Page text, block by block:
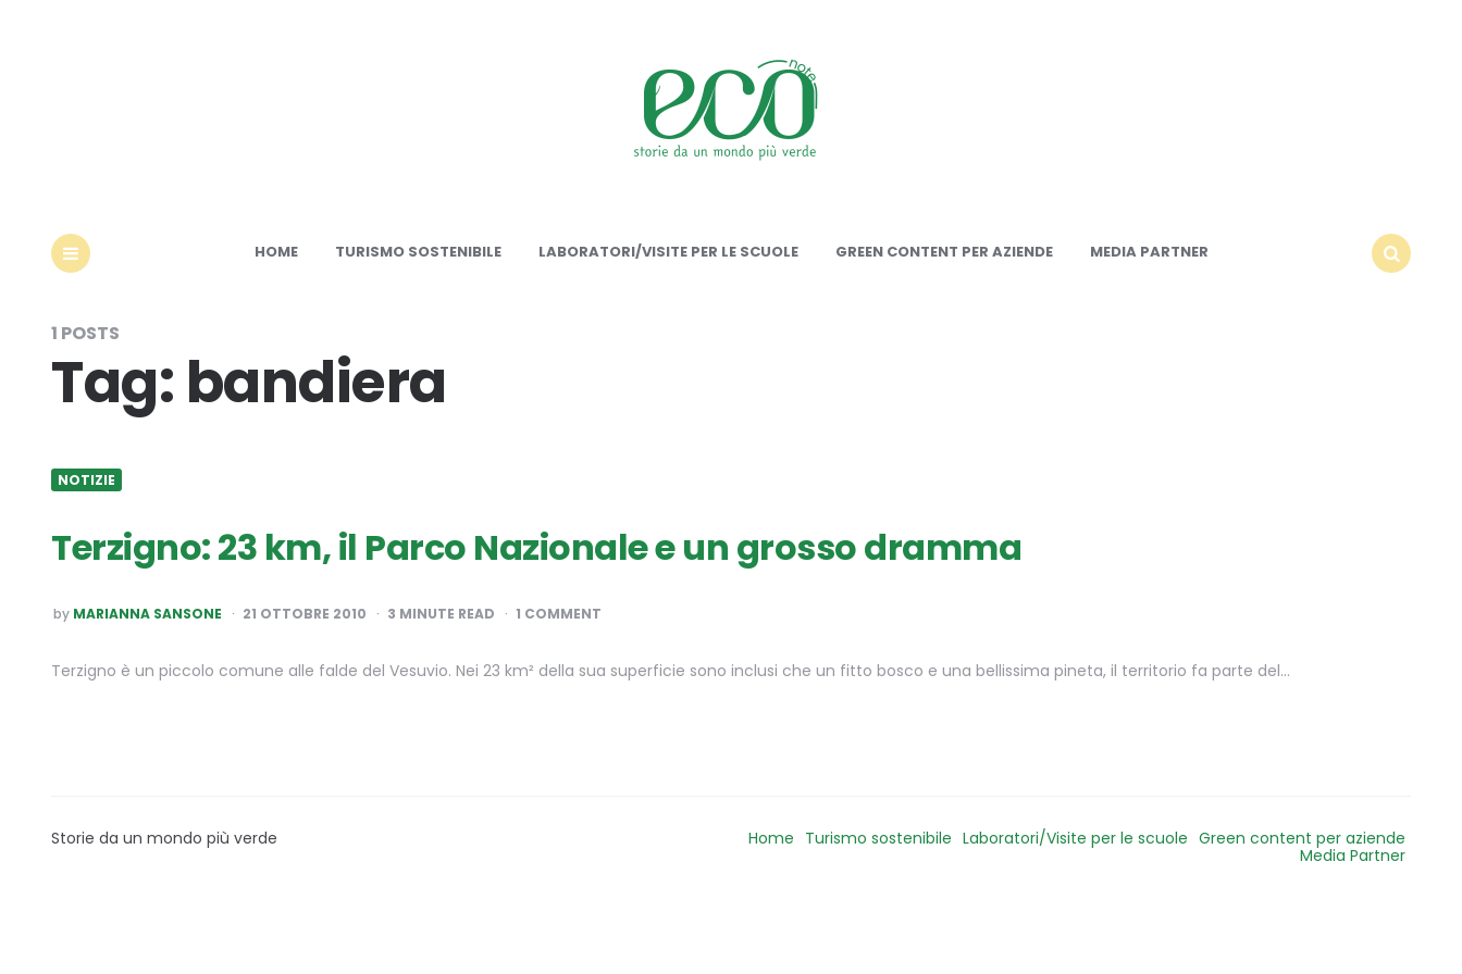
HOME TURISMO SOSTENIBILE LABORATORI/VISITE PER LE SCUOLE GREEN CONTENT PER AZIENDE
MEDIA PARTNER
1 POSTS
Tag: bandiera
NOTIZIE
Terzigno: 23 km, il Parco Nazionale e un grosso dramma
POSTED
BY
by MARIANNA SANSONE 21 OTTOBRE 2010 3 MINUTE READ 1 COMMENT
Terzigno è un piccolo comune alle falde del Vesuvio. Nei 23 km² della sua superficie sono inclusi che un fitto bosco e una bellissima pineta, il territorio fa parte del…
Storie da un mondo più verde Home Turismo sostenibile Laboratori/Visite per le scuole Green content per aziende
Media Partner